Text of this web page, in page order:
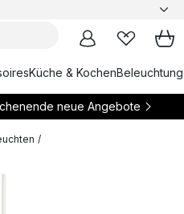
Küche & KochenBeleuchtung
neue Angebote
/